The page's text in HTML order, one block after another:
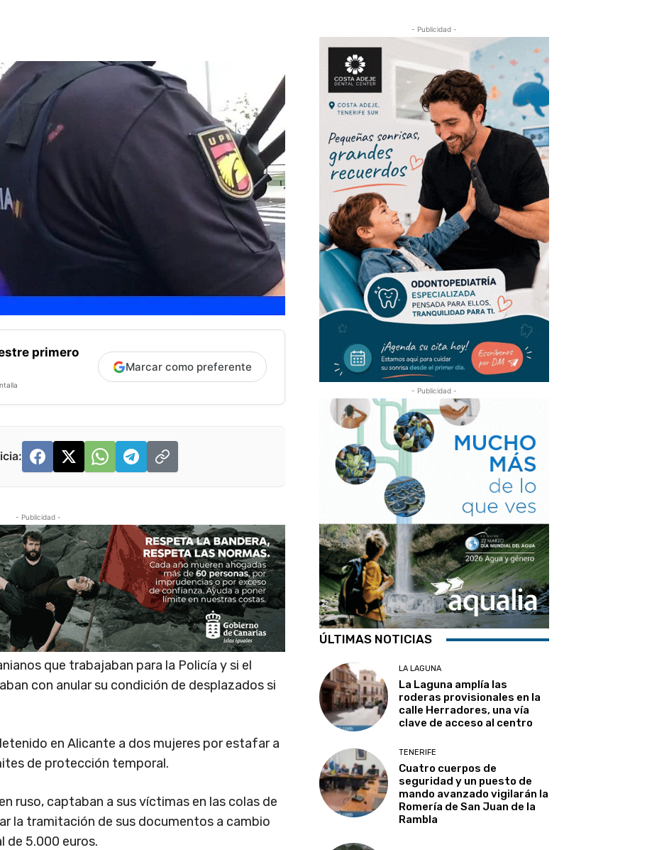
primero
Marcar como preferente
- Publicidad -
que trabajaban para la Policía y si el
con anular su condición de desplazados si
en Alicante a dos mujeres por estafar a
de protección temporal.
ruso, captaban a sus víctimas en las colas de
la tramitación de sus documentos a cambio
de 5.000 euros.
- Publicidad -
- Publicidad -
ÚLTIMAS NOTICIAS
LA LAGUNA
La Laguna amplía las
roderas provisionales en la
calle Herradores, una vía
clave de acceso al centro
TENERIFE
Cuatro cuerpos de
seguridad y un puesto de
mando avanzado vigilarán la
Romería de San Juan de la
Rambla